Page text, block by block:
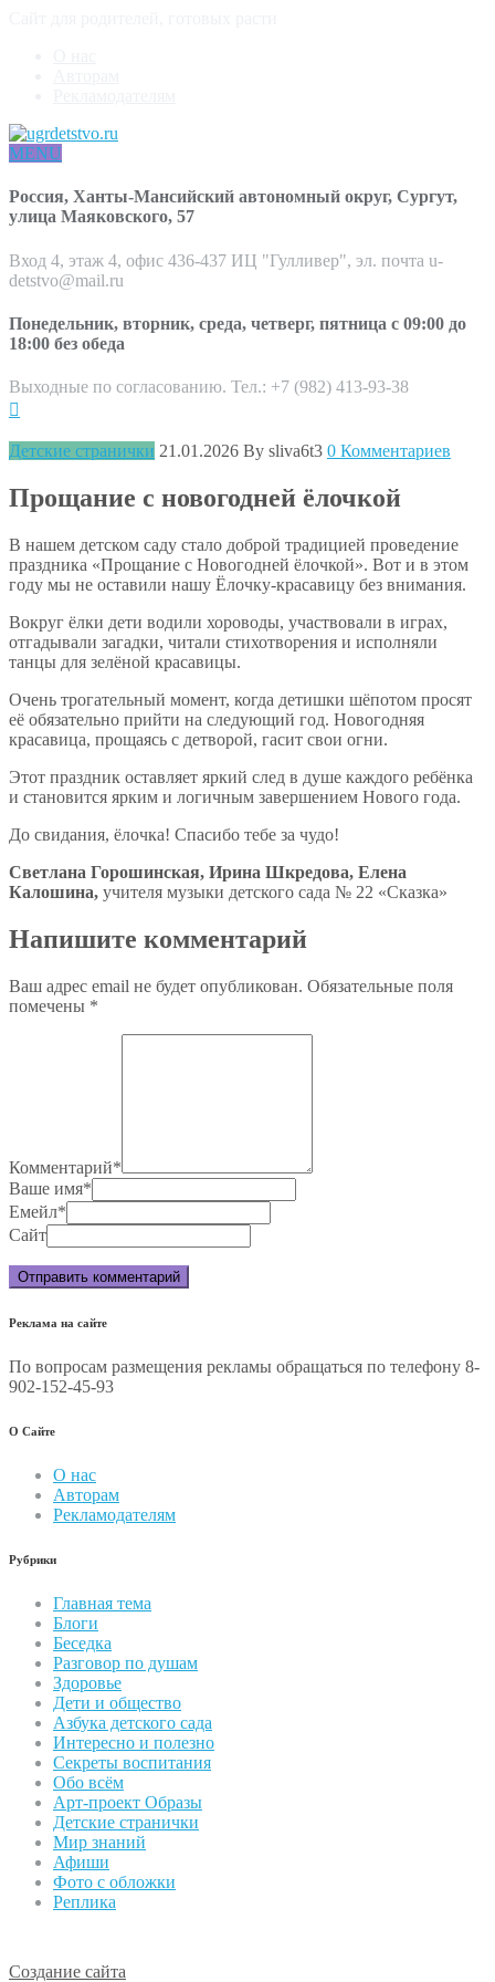
MENU
Россия, Ханты-Мансийский автономный округ, Сургут,
улица Маяковского, 57
Вход 4, этаж 4, офис 436-437 ИЦ "Гулливер", эл. почта u-
detstvo@mail.ru
Понедельник, вторник, среда, четверг, пятница с 09:00 до
18:00 без обеда
Выходные по согласованию. Тел.: +7 (982) 413-93-38
Детские странички 21.01.2026 By sliva6t3 0 Комментариев
Прощание с новогодней ёлочкой
В нашем детском саду стало доброй традицией проведение
праздника «Прощание с Новогодней ёлочкой». Вот и в этом
году мы не оставили нашу Ёлочку-красавицу без внимания.
Вокруг ёлки дети водили хороводы, участвовали в играх,
отгадывали загадки, читали стихотворения и исполняли
танцы для зелёной красавицы.
Очень трогательный момент, когда детишки шёпотом просят
её обязательно прийти на следующий год. Новогодняя
красавица, прощаясь с детворой, гасит свои огни.
Этот праздник оставляет яркий след в душе каждого ребёнка
и становится ярким и логичным завершением Нового года.
До свидания, ёлочка! Спасибо тебе за чудо!
Светлана Горошинская, Ирина Шкредова, Елена
Калошина, учителя музыки детского сада № 22 «Сказка»
Напишите комментарий
Ваш адрес email не будет опубликован. Обязательные поля
помечены *
Комментарий*
Ваше имя*
Емейл*
Сайт
Реклама на сайте
По вопросам размещения рекламы обращаться по телефону 8-
902-152-45-93
О Сайте
О нас
Авторам
Рекламодателям
Рубрики
Главная тема
Блоги
Беседка
Разговор по душам
Здоровье
Дети и общество
Азбука детского сада
Интересно и полезно
Секреты воспитания
Обо всём
Арт-проект Образы
Детские странички
Мир знаний
Афиши
Фото с обложки
Реплика
Создание сайта